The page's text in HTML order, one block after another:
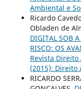
Ambiental e
Ricardo
Obladen de
DIGITAL SOB
RISCO: OS
Revista Direito
(2015): Direito
RICARDO